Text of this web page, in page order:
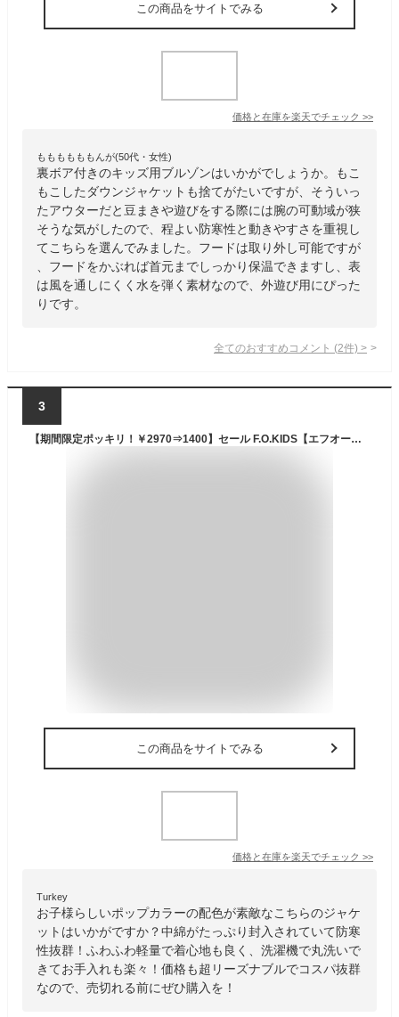
この商品をサイトでみる
価格と在庫を楽天でチェック >>
ももももももんが(50代・女性)
裏ボア付きのキッズ用ブルゾンはいかがでしょうか。もこ
もこしたダウンジャケットも捨てがたいですが、そういっ
たアウターだと豆まきや遊びをする際には腕の可動域が狭
そうな気がしたので、程よい防寒性と動きやすさを重視し
てこちらを選んでみました。フードは取り外し可能ですが
、フードをかぶれば首元までしっかり保温できますし、表
は風を通しにくく水を弾く素材なので、外遊び用にぴった
りです。
全てのおすすめコメント (2件) >
3
【期間限定ポッキリ！￥2970⇒1400】セール F.O.KIDS【エフオーキッズ】ふわ軽 インサレーション ジャケット【子供服 キッズ ベビー ジュニア アウター 羽織り 上着 ジャンパー 柄 無地 カジュアル おしゃれ 男の子 女の子 マシンウォッシャブル 洗濯機OK 家庭洗い】R401014
この商品をサイトでみる
価格と在庫を楽天でチェック >>
Turkey
お子様らしいポップカラーの配色が素敵なこちらのジャケ
ットはいかがですか？中綿がたっぷり封入されていて防寒
性抜群！ふわふわ軽量で着心地も良く、洗濯機で丸洗いで
きてお手入れも楽々！価格も超リーズナブルでコスパ抜群
なので、売切れる前にぜひ購入を！